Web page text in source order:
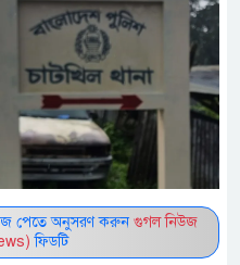
পেতে অনুসরণ করুন গুগল নিউজ
ফিডটি